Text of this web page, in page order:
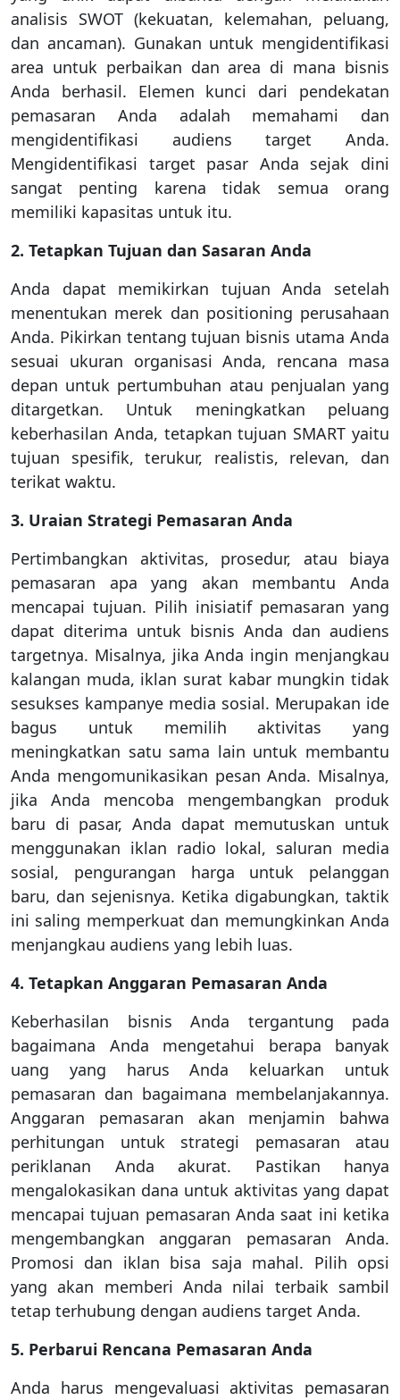
analisis SWOT (kekuatan, kelemahan, peluang,
dan ancaman). Gunakan untuk mengidentifikasi
area untuk perbaikan dan area di mana bisnis
Anda berhasil. Elemen kunci dari pendekatan
pemasaran Anda adalah memahami dan
mengidentifikasi audiens target Anda.
Mengidentifikasi target pasar Anda sejak dini
sangat penting karena tidak semua orang
memiliki kapasitas untuk itu.
2. Tetapkan Tujuan dan Sasaran Anda
Anda dapat memikirkan tujuan Anda setelah
menentukan merek dan positioning perusahaan
Anda. Pikirkan tentang tujuan bisnis utama Anda
sesuai ukuran organisasi Anda, rencana masa
depan untuk pertumbuhan atau penjualan yang
ditargetkan. Untuk meningkatkan peluang
keberhasilan Anda, tetapkan tujuan SMART yaitu
tujuan spesifik, terukur, realistis, relevan, dan
terikat waktu.
3. Uraian Strategi Pemasaran Anda
Pertimbangkan aktivitas, prosedur, atau biaya
pemasaran apa yang akan membantu Anda
mencapai tujuan. Pilih inisiatif pemasaran yang
dapat diterima untuk bisnis Anda dan audiens
targetnya. Misalnya, jika Anda ingin menjangkau
kalangan muda, iklan surat kabar mungkin tidak
sesukses kampanye media sosial. Merupakan ide
bagus untuk memilih aktivitas yang
meningkatkan satu sama lain untuk membantu
Anda mengomunikasikan pesan Anda. Misalnya,
jika Anda mencoba mengembangkan produk
baru di pasar, Anda dapat memutuskan untuk
menggunakan iklan radio lokal, saluran media
sosial, pengurangan harga untuk pelanggan
baru, dan sejenisnya. Ketika digabungkan, taktik
ini saling memperkuat dan memungkinkan Anda
menjangkau audiens yang lebih luas.
4. Tetapkan Anggaran Pemasaran Anda
Keberhasilan bisnis Anda tergantung pada
bagaimana Anda mengetahui berapa banyak
uang yang harus Anda keluarkan untuk
pemasaran dan bagaimana membelanjakannya.
Anggaran pemasaran akan menjamin bahwa
perhitungan untuk strategi pemasaran atau
periklanan Anda akurat. Pastikan hanya
mengalokasikan dana untuk aktivitas yang dapat
mencapai tujuan pemasaran Anda saat ini ketika
mengembangkan anggaran pemasaran Anda.
Promosi dan iklan bisa saja mahal. Pilih opsi
yang akan memberi Anda nilai terbaik sambil
tetap terhubung dengan audiens target Anda.
5. Perbarui Rencana Pemasaran Anda
Anda harus mengevaluasi aktivitas pemasaran